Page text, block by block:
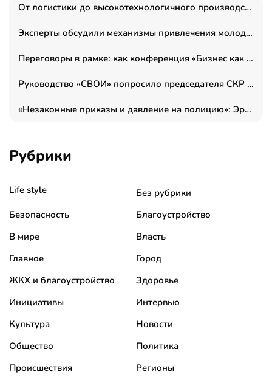
От логистики до высокотехнологичного производства: как основатель “гагаринга” выстраивает экосистему безопасности и гражданских БПЛА
Эксперты обсудили механизмы привлечения молодых специалистов в промышленные города
Переговоры в рамке: как конференция «Бизнес как искусство» переформатирует деловой этикет в стенах ТПП РФ
Руководство «СВОИ» попросило председателя СКР дать правовую оценку обысков в тыловом штабе
«Незаконные приказы и давление на полицию»: Эрнеста Султанова задержали у посольства Израиля во время одиночного пикета
Рубрики
Life style
Без рубрики
Безопасность
Благоустройство
В мире
Власть
Главное
Город
ЖКХ и благоустройство
Здоровье
Инициативы
Интервью
Культура
Новости
Общество
Политика
Происшествия
Регионы